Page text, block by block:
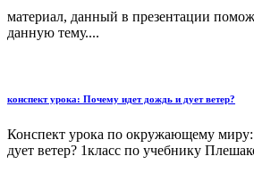
материал, данный в презентации
данную тему....
конспект урока: Почему идет дождь и дует ветер?
Конспект урока по окружающему
дует ветер? 1класс по учебнику